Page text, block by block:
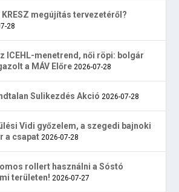
KRESZ megújítás tervezetéről?
28
ICEHL-menetrend, női röpi: bolgár
a MÁV Előre 2026-07-28
Sulikezdés Akció 2026-07-28
Vidi győzelem, a szegedi bajnoki
a csapat 2026-07-28
rollert használni a Sóstó
területen! 2026-07-27